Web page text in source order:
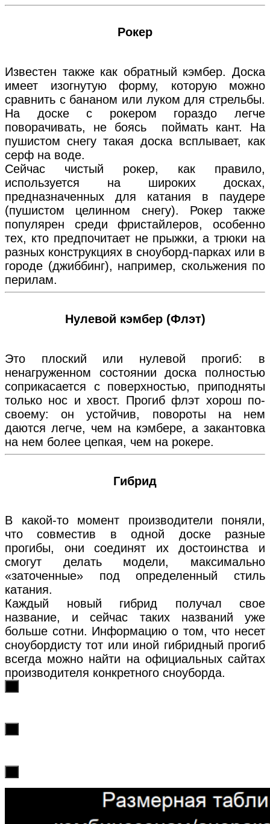
Рокер
Известен также как обратный кэмбер. Доска
имеет изогнутую форму, которую можно
сравнить с бананом или луком для стрельбы.
На доске с рокером гораздо легче
поворачивать, не боясь поймать кант. На
пушистом снегу такая доска всплывает, как
серф на воде.
Сейчас чистый рокер, как правило,
используется на широких досках,
предназначенных для катания в паудере
(пушистом целинном снегу). Рокер также
популярен среди фристайлеров, особенно
тех, кто предпочитает не прыжки, а трюки на
разных конструкциях в сноуборд-парках или в
городе (джиббинг), например, скольжения по
перилам.
Нулевой кэмбер (Флэт)
Это плоский или нулевой прогиб: в
ненагруженном состоянии доска полностью
соприкасается с поверхностью, приподняты
только нос и хвост. Прогиб флэт хорош по-
своему: он устойчив, повороты на нем
даются легче, чем на кэмбере, а закантовка
на нем более цепкая, чем на рокере.
Гибрид
В какой-то момент производители поняли,
что совместив в одной доске разные
прогибы, они соединят их достоинства и
смогут делать модели, максимально
«заточенные» под определенный стиль
катания.
Каждый новый гибрид получал свое
название, и сейчас таких названий уже
больше сотни. Информацию о том, что несет
сноубордисту тот или иной гибридный прогиб
всегда можно найти на официальных сайтах
производителя конкретного сноуборда.